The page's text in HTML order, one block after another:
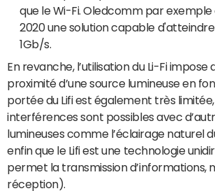
que le Wi-Fi. Oledcomm par
2020 une solution capable
1Gb/s.
En revanche, l’utilisation du Li-Fi impose
proximité d’une source lumineuse en
portée du Lifi est également très
interférences sont possibles avec
lumineuses comme l’éclairage naturel
enfin que le Lifi est une technologie
permet la transmission d’informations,
réception).